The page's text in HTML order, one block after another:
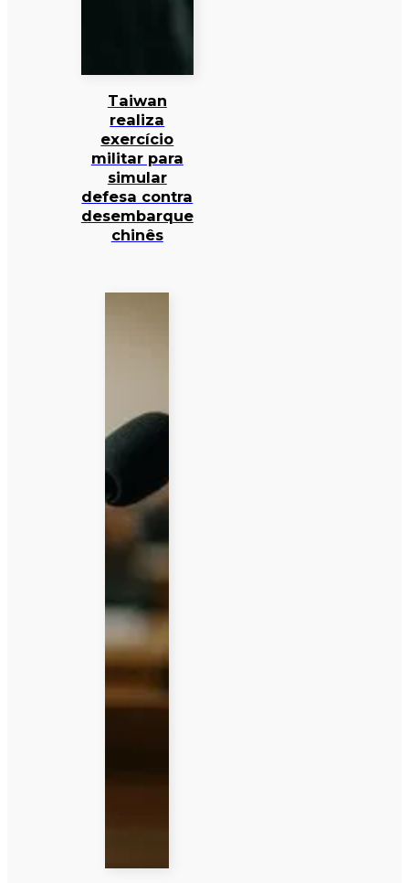
Taiwan
realiza
exercício
militar para
simular
defesa contra
desembarque
chinês